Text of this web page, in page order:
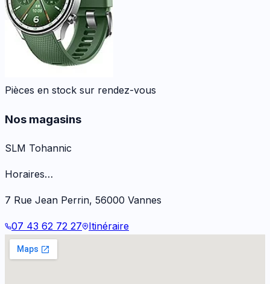
Pièces en stock sur rendez-vous
Nos magasins
SLM Tohannic
Horaires…
7 Rue Jean Perrin, 56000 Vannes
07 43 62 72 27 Itinéraire